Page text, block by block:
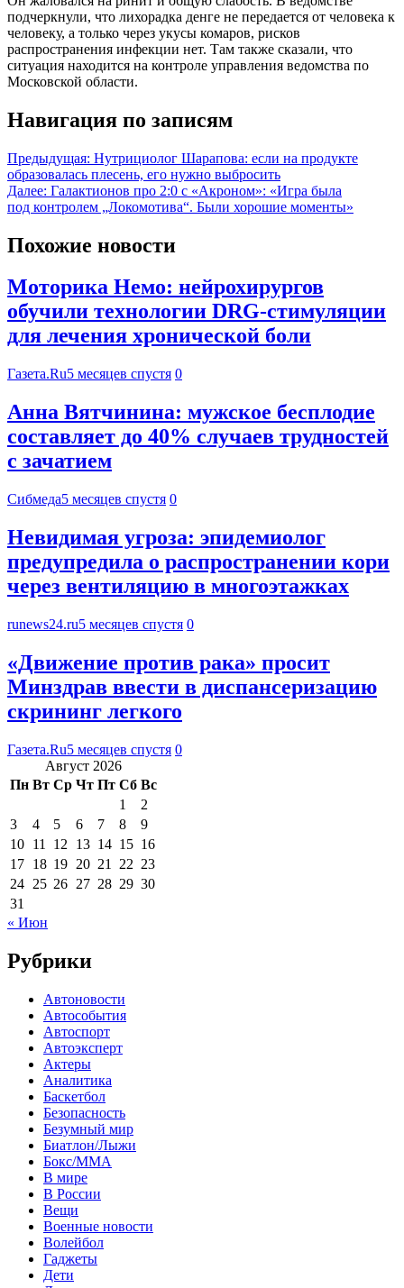
подчеркнули, что лихорадка денге не передается от человека к
человеку, а только через укусы комаров, рисков
распространения инфекции нет. Там также сказали, что
ситуация находится на контроле управления ведомства по
Московской области.
Навигация по записям
Предыдущая: Нутрициолог Шарапова: если на продукте
образовалась плесень, его нужно выбросить
Далее: Галактионов про 2:0 с «Акроном»: «Игра была
под контролем „Локомотива“. Были хорошие моменты»
Похожие новости
Моторика Немо: нейрохирургов
обучили технологии DRG-стимуляции
для лечения хронической боли
Газета.Ru5 месяцев спустя 0
Анна Вятчинина: мужское бесплодие
составляет до 40% случаев трудностей
с зачатием
Сибмеда5 месяцев спустя 0
Невидимая угроза: эпидемиолог
предупредила о распространении кори
через вентиляцию в многоэтажках
runews24.ru5 месяцев спустя 0
«Движение против рака» просит
Минздрав ввести в диспансеризацию
скрининг легкого
Газета.Ru5 месяцев спустя 0
Август 2026
Пн Вт Ср Чт Пт Сб Вс
1
2
3
4 5 6 7 8
9
10 11 12 13 14 15 16
17 18 19 20 21 22 23
24 25 26 27 28 29 30
31
« Июн
Рубрики
Автоновости
Автособытия
Автоспорт
Автоэксперт
Актеры
Аналитика
Баскетбол
Безопасность
Безумный мир
Биатлон/Лыжи
Бокс/MMA
В мире
В России
Вещи
Военные новости
Волейбол
Гаджеты
Дети